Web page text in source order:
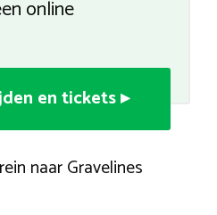
online
en tickets ▸
naar Gravelines